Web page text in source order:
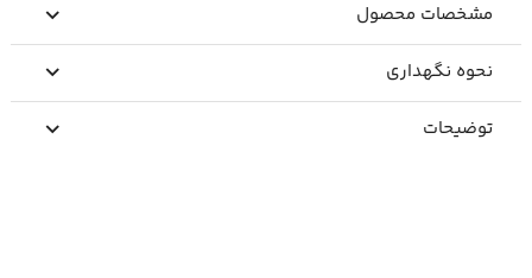
مشخصات محصول
نحوه نگهداری
توضیحات